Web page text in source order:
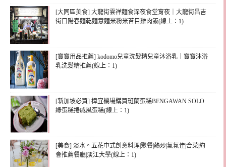
[大同區美食] 大龍街雲祥麵食深夜食堂宵夜｜大龍街昌吉
街口陽春麵乾麵意麵米粉米苔目雞肉飯(線上：1)
[寶寶用品推薦] kodomo兒童洗髮精兒童沐浴乳｜寶寶沐浴
乳洗髮精推薦(線上：1)
[新加坡必買] 樟宜機場購買班蘭蛋糕BENGAWAN SOLO
綠蛋糕捲戚風蛋糕(線上：1)
[美食] 淡水。五花中式創意料理|聚餐|熱炒|氣氛佳|合菜|約
會推薦餐廳|淡江大學(線上：1)